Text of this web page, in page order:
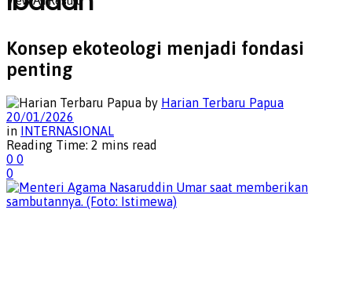
Konsep ekoteologi menjadi fondasi
penting
by Harian Terbaru Papua
20/01/2026
in INTERNASIONAL
Reading Time: 2 mins read
0 0
0